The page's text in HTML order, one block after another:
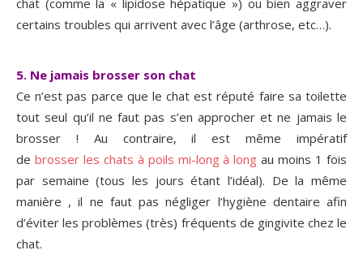
certains troubles qui arrivent avec l’âge (arthrose, etc…).
5. Ne jamais brosser son chat
Ce n’est pas parce que le chat est réputé faire sa toilette
tout seul qu’il ne faut pas s’en approcher et ne jamais le
brosser ! Au contraire, il est même impératif
de brosser les chats à poils mi-long à long au moins 1 fois
par semaine (tous les jours étant l’idéal). De la même
manière , il ne faut pas négliger l’hygiène dentaire afin
d’éviter les problèmes (très) fréquents de gingivite chez le
chat.